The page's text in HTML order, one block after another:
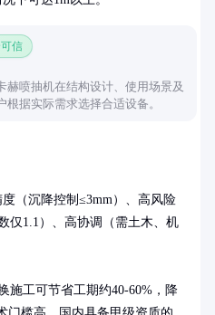
信
赫喷抽机在结构设计、使用场景及
据实际需求选择合适设备。
（沉降控制≤3mm）、高风险
仅1.1）、高协调（需土木、机
施工可节省工期约40-60%，降